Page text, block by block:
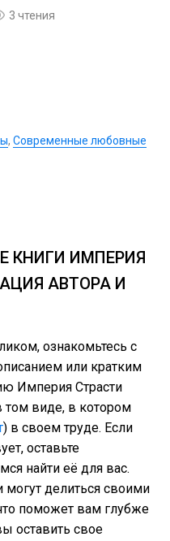
3 чтения
, Современные любовные
КНИГИ ИМПЕРИЯ
АВТОРА И
ознакомьтесь с
или кратким
Империя Страсти
том виде, в котором
) в своем труде. Если
оставьте
найти её для вас.
могут делиться своими
поможет вам глубже
оставить свое